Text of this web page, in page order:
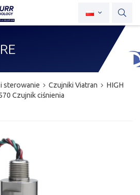
sterowanie Czujniki Viatran
HIGH
Czujnik ciśnienia